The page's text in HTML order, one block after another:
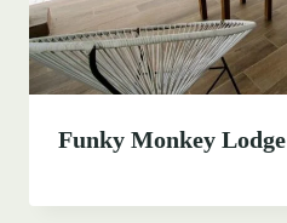
Funky Monkey Lodge